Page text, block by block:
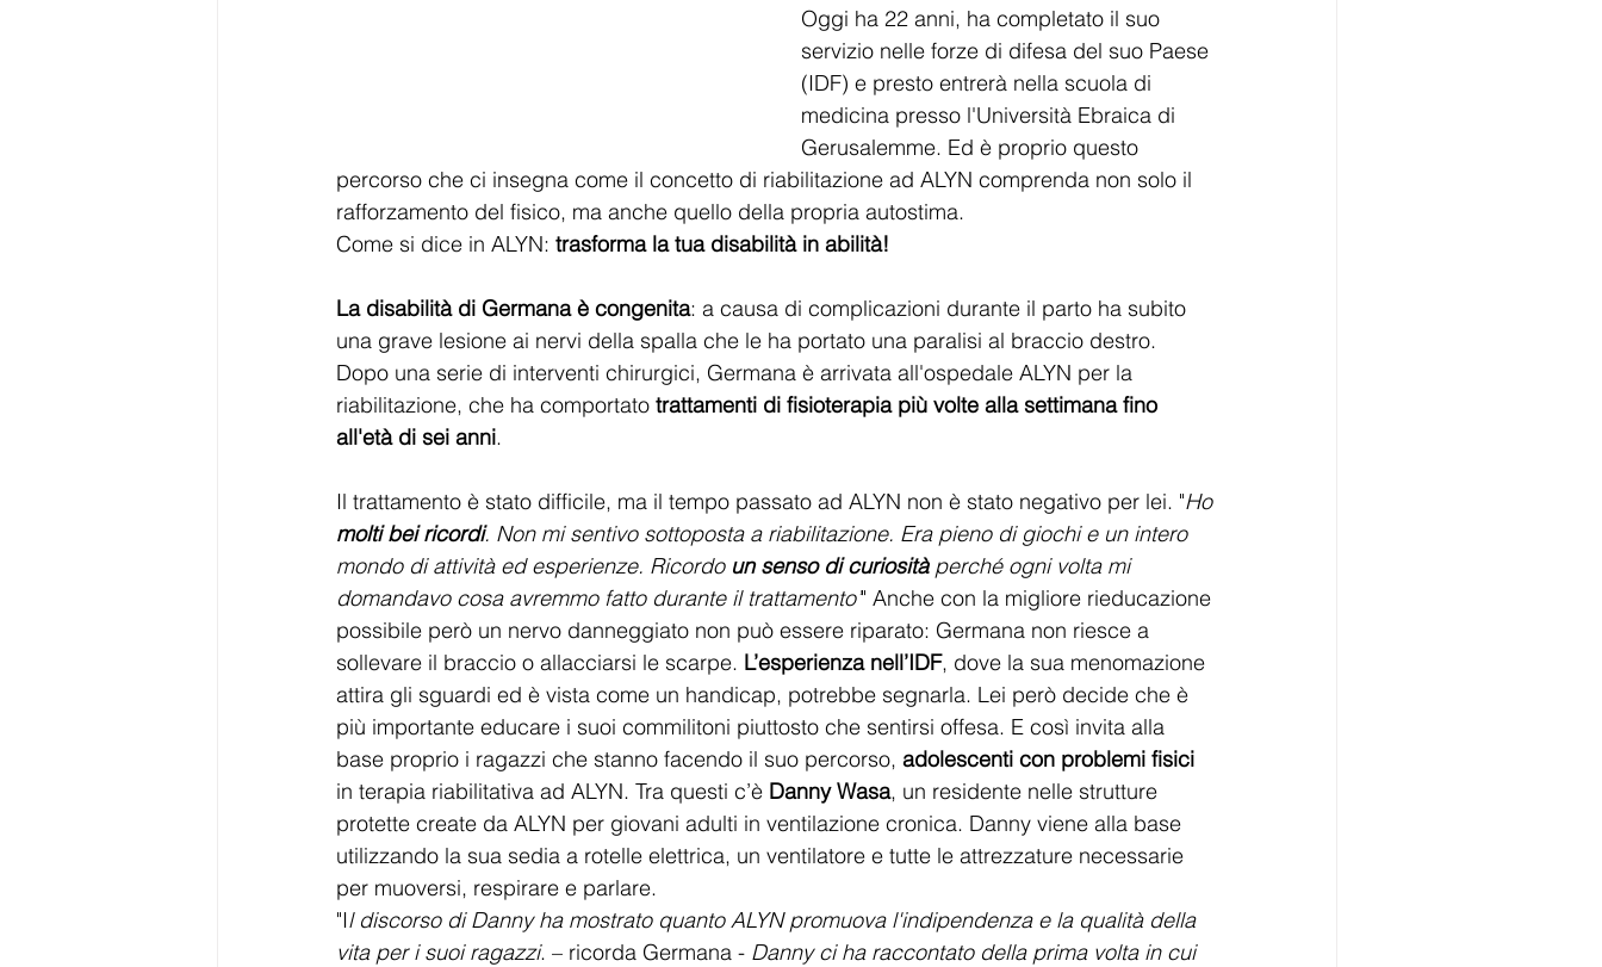
Oggi ha 22 anni, ha completato il suo
servizio nelle forze di difesa del suo Paese
(IDF) e presto entrerà nella scuola di
medicina presso l'Università Ebraica di
Gerusalemme. Ed è proprio questo
percorso che ci insegna come il concetto di riabilitazione ad ALYN comprenda non solo il
rafforzamento del fisico, ma anche quello della propria autostima.
Come si dice in ALYN: trasforma la tua disabilità in abilità!
La disabilità di Germana è congenita: a causa di complicazioni durante il parto ha subito
una grave lesione ai nervi della spalla che le ha portato una paralisi al braccio destro.
Dopo una serie di interventi chirurgici, Germana è arrivata all'ospedale ALYN per la
riabilitazione, che ha comportato trattamenti di fisioterapia più volte alla settimana fino
all'età di sei anni.
Il trattamento è stato difficile, ma il tempo passato ad ALYN non è stato negativo per lei. "Ho
molti bei ricordi. Non mi sentivo sottoposta a riabilitazione. Era pieno di giochi e un intero
mondo di attività ed esperienze. Ricordo un senso di curiosità perché ogni volta mi
domandavo cosa avremmo fatto durante il trattamento’" Anche con la migliore rieducazione
possibile però un nervo danneggiato non può essere riparato: Germana non riesce a
sollevare il braccio o allacciarsi le scarpe. L’esperienza nell’IDF, dove la sua menomazione
attira gli sguardi ed è vista come un handicap, potrebbe segnarla. Lei però decide che è
più importante educare i suoi commilitoni piuttosto che sentirsi offesa. E così invita alla
base proprio i ragazzi che stanno facendo il suo percorso, adolescenti con problemi fisici
in terapia riabilitativa ad ALYN. Tra questi c’è Danny Wasa, un residente nelle strutture
protette create da ALYN per giovani adulti in ventilazione cronica. Danny viene alla base
utilizzando la sua sedia a rotelle elettrica, un ventilatore e tutte le attrezzature necessarie
per muoversi, respirare e parlare.
"Il discorso di Danny ha mostrato quanto ALYN promuova l'indipendenza e la qualità della
vita per i suoi ragazzi. – ricorda Germana - Danny ci ha raccontato della prima volta in cui